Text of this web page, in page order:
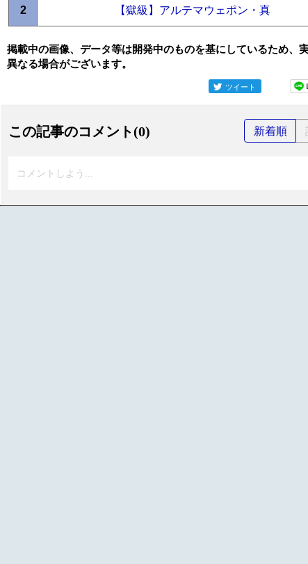
2 【獄級】アルテマウェポン・真
掲載中の画像、データ等は開発中のものを基にしているため、
異なる場合がございます。
ツイート
この記事のコメント(0) 新着順
コメントしよう...